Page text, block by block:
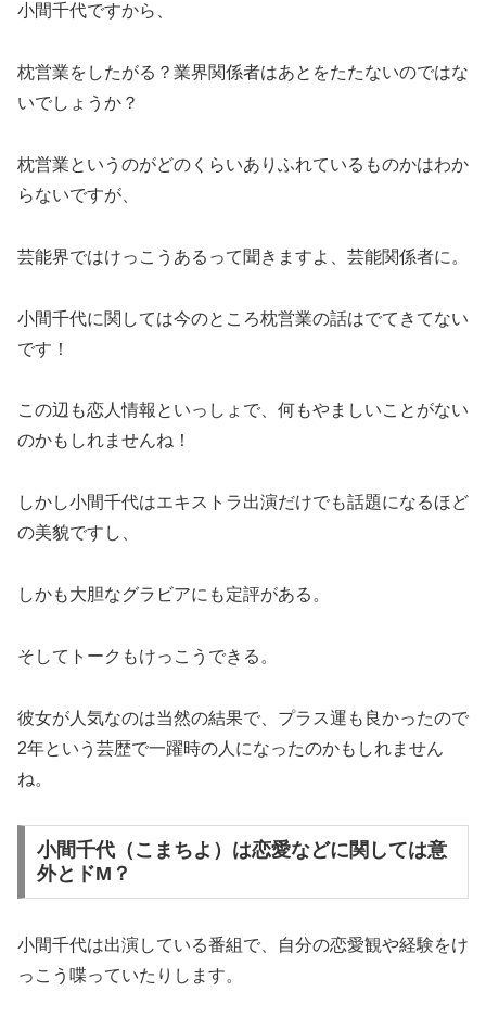
小間千代ですから、
枕営業をしたがる？業界関係者はあとをたたないのではな
いでしょうか？
枕営業というのがどのくらいありふれているものかはわか
らないですが、
芸能界ではけっこうあるって聞きますよ、芸能関係者に。
小間千代に関しては今のところ枕営業の話はでてきてない
です！
この辺も恋人情報といっしょで、何もやましいことがない
のかもしれませんね！
しかし小間千代はエキストラ出演だけでも話題になるほど
の美貌ですし、
しかも大胆なグラビアにも定評がある。
そしてトークもけっこうできる。
彼女が人気なのは当然の結果で、プラス運も良かったので
2年という芸歴で一躍時の人になったのかもしれません
ね。
小間千代（こまちよ）は恋愛などに関しては意
外とドM？
小間千代は出演している番組で、自分の恋愛観や経験をけ
っこう喋っていたりします。